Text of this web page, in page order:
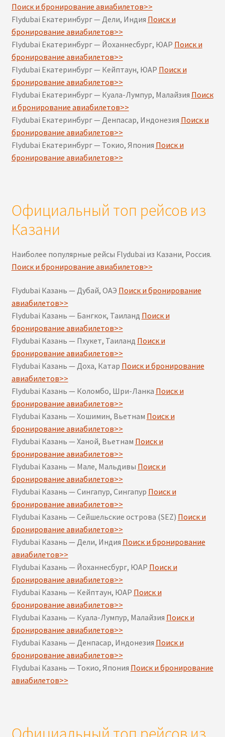
Поиск и бронирование авиабилетов>>
Flydubai Екатеринбург — Дели, Индия Поиск и
бронирование авиабилетов>>
Flydubai Екатеринбург — Йоханнесбург, ЮАР Поиск и
бронирование авиабилетов>>
Flydubai Екатеринбург — Кейптаун, ЮАР Поиск и
бронирование авиабилетов>>
Flydubai Екатеринбург — Куала-Лумпур, Малайзия Поиск
и бронирование авиабилетов>>
Flydubai Екатеринбург — Денпасар, Индонезия Поиск и
бронирование авиабилетов>>
Flydubai Екатеринбург — Токио, Япония Поиск и
бронирование авиабилетов>>
Официальный топ рейсов из
Казани
Наиболее популярные рейсы Flydubai из Казани, Россия.
Поиск и бронирование авиабилетов>>
Flydubai Казань — Дубай, ОАЭ Поиск и бронирование
авиабилетов>>
Flydubai Казань — Бангкок, Таиланд Поиск и
бронирование авиабилетов>>
Flydubai Казань — Пхукет, Таиланд Поиск и
бронирование авиабилетов>>
Flydubai Казань — Доха, Катар Поиск и бронирование
авиабилетов>>
Flydubai Казань — Коломбо, Шри-Ланка Поиск и
бронирование авиабилетов>>
Flydubai Казань — Хошимин, Вьетнам Поиск и
бронирование авиабилетов>>
Flydubai Казань — Ханой, Вьетнам Поиск и
бронирование авиабилетов>>
Flydubai Казань — Мале, Мальдивы Поиск и
бронирование авиабилетов>>
Flydubai Казань — Сингапур, Сингапур Поиск и
бронирование авиабилетов>>
Flydubai Казань — Сейшельские острова (SEZ) Поиск и
бронирование авиабилетов>>
Flydubai Казань — Дели, Индия Поиск и бронирование
авиабилетов>>
Flydubai Казань — Йоханнесбург, ЮАР Поиск и
бронирование авиабилетов>>
Flydubai Казань — Кейптаун, ЮАР Поиск и
бронирование авиабилетов>>
Flydubai Казань — Куала-Лумпур, Малайзия Поиск и
бронирование авиабилетов>>
Flydubai Казань — Денпасар, Индонезия Поиск и
бронирование авиабилетов>>
Flydubai Казань — Токио, Япония Поиск и бронирование
авиабилетов>>